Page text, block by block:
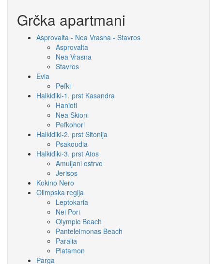
Grčka apartmani
Asprovalta - Nea Vrasna - Stavros
Asprovalta
Nea Vrasna
Stavros
Evia
Pefki
Halkidiki-1. prst Kasandra
Hanioti
Nea Skioni
Pefkohori
Halkidiki-2. prst Sitonija
Psakoudia
Halkidiki-3. prst Atos
Amuljani ostrvo
Jerisos
Kokino Nero
Olimpska regija
Leptokaria
Nei Pori
Olympic Beach
Panteleimonas Beach
Paralia
Platamon
Parga